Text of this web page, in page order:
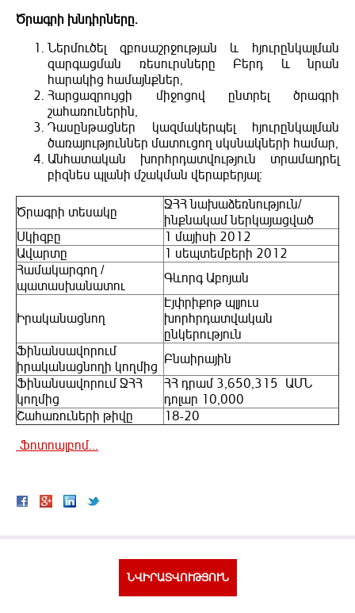
Ծրագրի խնդիրները.
Ներմուծել զբոսաշրջության և հյուրընկալման
զարգացման ռեսուրսները Բերդ և նրան
հարակից համայնքներ,
Հարցազրույցի միջոցով ընտրել ծրագրի
շահառուներին,
Դասընթացներ կազմակերպել հյուրընկալման
ծառայություններ մատուցող սկսնակների համար,
Անհատական խորհրդատվություն տրամադրել
բիզնես պլանի մշակման վերաբերյալ:
Ծրագրի տեսակը
ՋՀՀ նախաձեռնություն/
ինքնակամ ներկայացված
Սկիզբը
1 մայիսի 2012
Ավարտը
1 սեպտեմբերի 2012
Համակարգող /
պատասխանատու
Գևորգ Աբոյան
Իրականացնող
Էյփրիքոթ պլյուս
խորհրդատվական
ընկերություն
Ֆինանսավորում
իրականացնողի կողմից Բնաիրային
Ֆինանսավորում ՋՀՀ
կողմից
ՀՀ դրամ 3,650,315 ԱՄՆ
դոլար 10,000
Շահառուների թիվը
18-20
Ֆոտոալբոմ...
ՆՎԻՐԱՏՎՈՒԹՅՈՒՆ